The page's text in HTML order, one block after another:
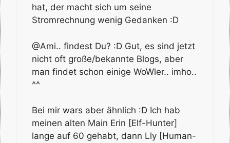
hat, der macht sich um seine
Stromrechnung wenig Gedanken :D
@Ami.. findest Du? :D Gut, es sind jetzt
nicht oft große/bekannte Blogs, aber
man findet schon einige WoWler.. imho..
^^
Bei mir wars aber ähnlich :D Ich hab
meinen alten Main Erin [Elf-Hunter]
lange auf 60 gehabt, dann Lly [Human-